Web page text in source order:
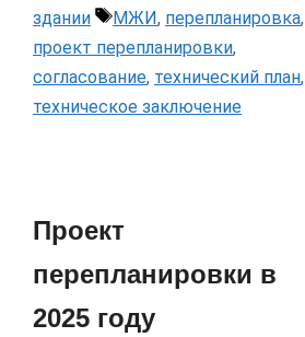
здании
Метки
МЖИ, перепланировка,
проект перепланировки,
согласование, технический план,
техническое заключение
Проект
перепланировки в
2025 году